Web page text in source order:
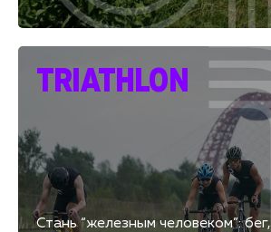
TRIATHLON
Стань “железным человеком”: бег,